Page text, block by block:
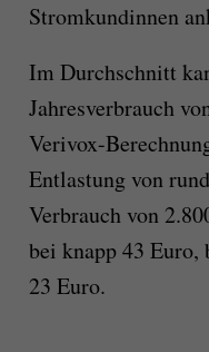
Stromkundinnen
Im Durchschnitt
Jahresverbrauch
Verivox-
Entlastung von
Verbrauch von
bei knapp 43 Euro,
23 Euro.